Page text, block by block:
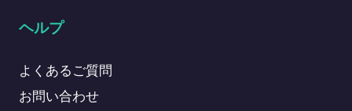
ヘルプ
よくあるご質問
お問い合わせ